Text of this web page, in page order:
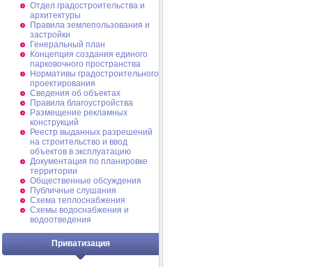
Отдел градостроительства и
архитектуры
Правила землепользования и
застройки
Генеральный план
Концепция создания единого
парковочного пространства
Нормативы градостроительного
проектирования
Сведения об объектах
Правила благоустройства
Размещение рекламных
конструкций
Реестр выданных разрешений
на строительство и ввод
объектов в эксплуатацию
Документация по планировке
территории
Общественные обсуждения
Публичные слушания
Схема теплоснабжения
Схемы водоснабжения и
водоотведения
Приватизация